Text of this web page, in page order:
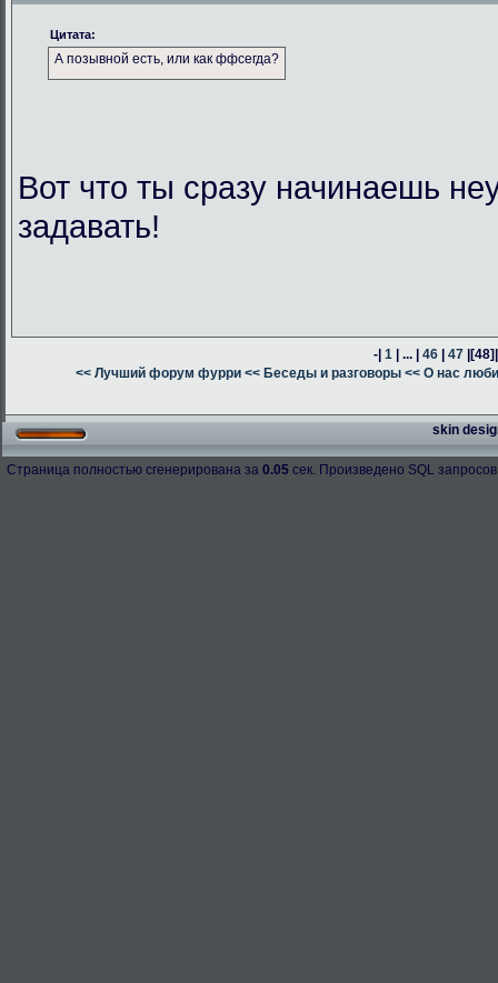
Цитата:
А позывной есть, или как ффсегда?
Вот что ты сразу начинаешь
задавать!
-| 1 | ... | 46 | 47 |[48]
<< Лучший форум фурри << Беседы и разговоры << О нас
skin
Страница полностью сгенерирована за 0.05 сек. Произведено SQL